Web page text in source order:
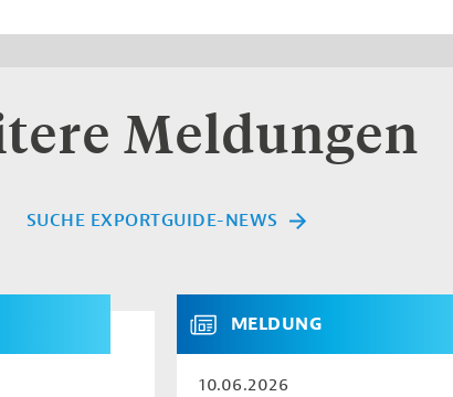
Meldungen
SUCHE EXPORTGUIDE-NEWS
MELDUNG
10.06.2026